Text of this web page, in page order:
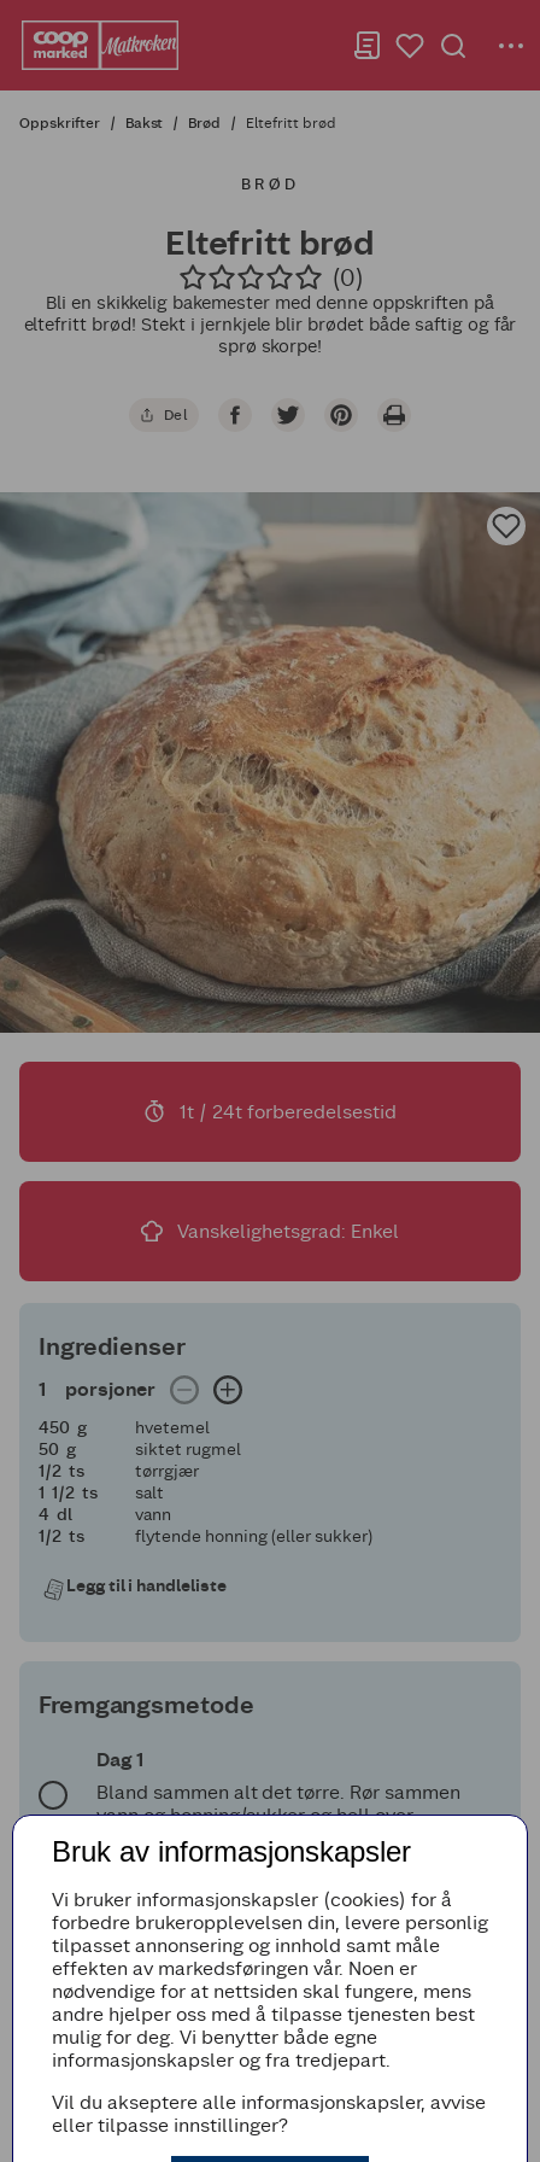
Oppskrifter Bakst Brød Eltefritt brød
BRØD
Eltefritt brød
(0)
Bli en skikkelig bakemester med denne oppskriften på
eltefritt brød! Stekt i jernkjele blir brødet både saftig og får
sprø skorpe!
Del
1t / 24t forberedelsestid
Vanskelighetsgrad: Enkel
Ingredienser
1 porsjoner
1 porsjoner
450
450 g
hvetemel
50
50 g
siktet rugmel
en halv
1/2 ts
tørrgjær
1 og en halv
1 1/2 ts
salt
4
4 dl
vann
en halv
1/2 ts flytende honning (eller sukker)
Legg til i handleliste
Fremgangsmetode
Dag 1
Bland sammen alt det tørre. Rør sammen
vann og honning/sukker og hell over
melblandingen.
Rør alt til en samlet og ganske klissete deig.
Dekk bakebollen med lokk eller plastfolie la
stå 2 timer i romtemperatur. Sett deigen
deretter i kjøleskapet i minst 20 timer eller
lenger (opp til 7 dager).
Dag 2
Velt deigen ut på godt melet bakepapir eller
underlag. Nå starter bretteprosessen: Brett
grader og gjenta. Det er nesten som å brette
en konvolutt.
Bruk av informasjonskapsler
Vi bruker informasjonskapsler (cookies) for å
forbedre brukeropplevelsen din, levere personlig
tilpasset annonsering og innhold samt måle
effekten av markedsføringen vår. Noen er
nødvendige for at nettsiden skal fungere, mens
andre hjelper oss med å tilpasse tjenesten best
mulig for deg. Vi benytter både egne
informasjonskapsler og fra tredjepart.
Vil du akseptere alle informasjonskapsler, avvise
eller tilpasse innstillinger?